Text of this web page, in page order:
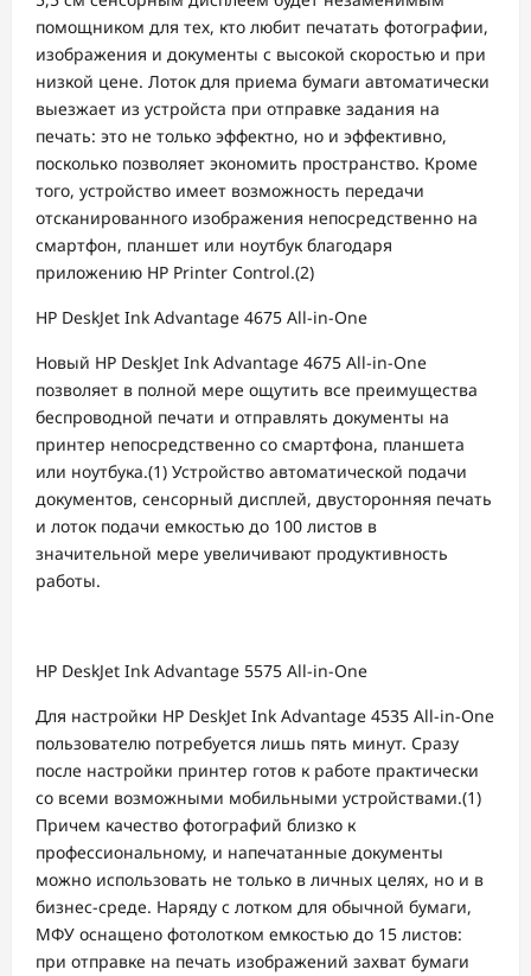
помощником для тех, кто любит печатать фотографии,
изображения и документы с высокой скоростью и при
низкой цене. Лоток для приема бумаги автоматически
выезжает из устройста при отправке задания на
печать: это не только эффектно, но и эффективно,
посколько позволяет экономить пространство. Кроме
того, устройство имеет возможность передачи
отсканированного изображения непосредственно на
смартфон, планшет или ноутбук благодаря
приложению HP Printer Control.(2)
HP DeskJet Ink Advantage 4675 All-in-One
Новый HP DeskJet Ink Advantage 4675 All-in-One
позволяет в полной мере ощутить все преимущества
беспроводной печати и отправлять документы на
принтер непосредственно со смартфона, планшета
или ноутбука.(1) Устройство автоматической подачи
документов, сенсорный дисплей, двусторонняя печать
и лоток подачи емкостью до 100 листов в
значительной мере увеличивают продуктивность
работы.
HP DeskJet Ink Advantage 5575 All-in-One
Для настройки HP DeskJet Ink Advantage 4535 All-in-One
пользователю потребуется лишь пять минут. Сразу
после настройки принтер готов к работе практически
со всеми возможными мобильными устройствами.(1)
Причем качество фотографий близко к
профессиональному, и напечатанные документы
можно использовать не только в личных целях, но и в
бизнес-среде. Наряду с лотком для обычной бумаги,
МФУ оснащено фотолотком емкостью до 15 листов:
при отправке на печать изображений захват бумаги